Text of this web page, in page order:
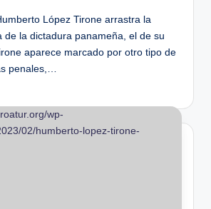
López Tirone arrastra la
de la dictadura panameña, el de su
aparece marcado por otro tipo de
penales,…